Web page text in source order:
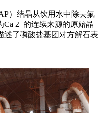
）结晶从饮用水中除去氟
2+的连续来源的原始晶
述了磷酸盐基团对方解石表